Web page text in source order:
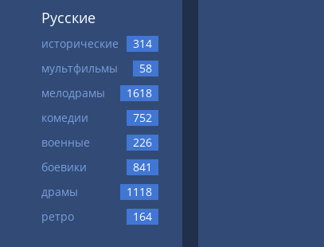
Русские
исторические
314
мультфильмы
58
мелодрамы
1618
комедии
752
военные
226
боевики
841
драмы
1118
ретро
164